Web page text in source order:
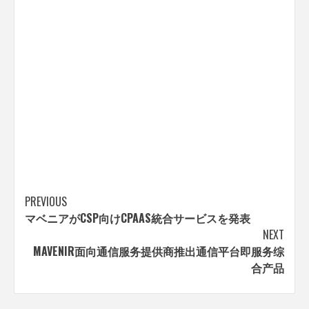
Post
navigation
PREVIOUS
マベニアがCSP向けCPAAS統合サービスを発表
NEXT
MAVENIR面向通信服务提供商推出通信平台即服务综
合产品